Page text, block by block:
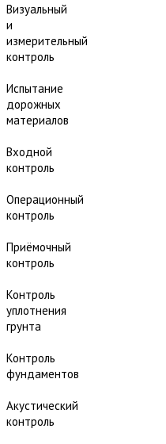
Визуальный
и
измерительный
контроль
Испытание
дорожных
материалов
Входной
контроль
Операционный
контроль
Приёмочный
контроль
Контроль
уплотнения
грунта
Контроль
фундаментов
Акустический
контроль